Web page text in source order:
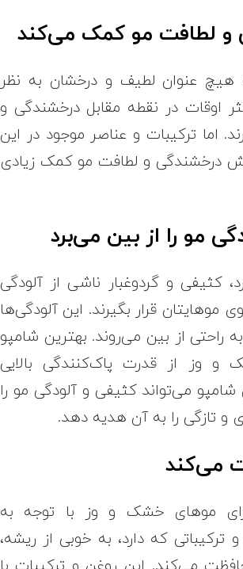
و لطافت مو کمک می‌کند
عنوان لطیف و درخشان به نظر
اوقات در نقطه مقابل درخشندگی و
اما ترکیبات و عناصر موجود در این
درخشندگی و لطافت مو کمک زیادی
مو را از بین می‌برد
کثیفی و گردوغبار ناشی از آلودگی
قرار بگیرند. این آلودگی‌ها
از بین می‌روند. بهترین شامپو
و وز از قدرت پاک‌کنندگی بالایی
شامپو می‌تواند کثیفی و آلودگی مو را
و تازگی را به آن هدیه دهد.
می‌کند
موهای خشک و وز با توجه به
که دارد، به خوبی از ریشه،